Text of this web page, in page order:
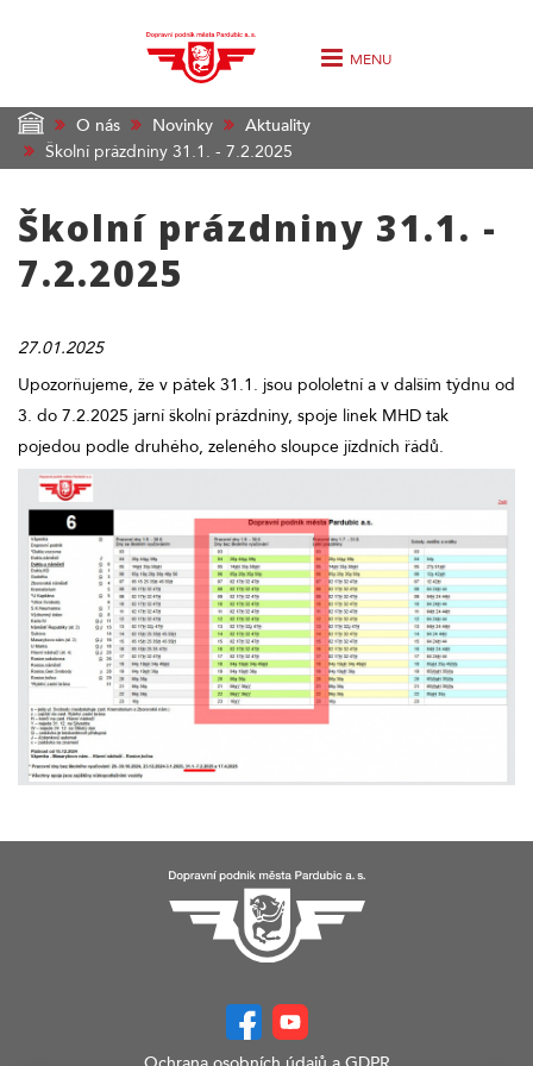
MENU
O nás Novinky
Aktuality
Školní prázdniny 31.1. - 7.2.2025
Školní prázdniny 31.1. -
7.2.2025
27.01.2025
Upozorňujeme, že v pátek 31.1. jsou pololetní a v dalším týdnu od
3. do 7.2.2025 jarní školní prázdniny, spoje linek MHD tak
pojedou podle druhého, zeleného sloupce jízdních řádů.